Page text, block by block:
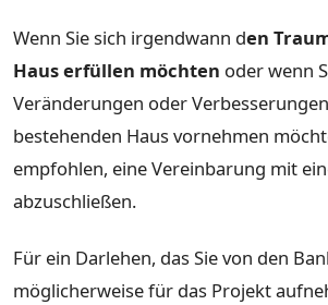
Wenn Sie sich irgendwann den
Haus erfüllen möchten oder wenn
Veränderungen oder
bestehenden Haus vornehmen
empfohlen, eine Vereinbarung mit
abzuschließen.
Für ein Darlehen, das Sie von den
möglicherweise für das Projekt